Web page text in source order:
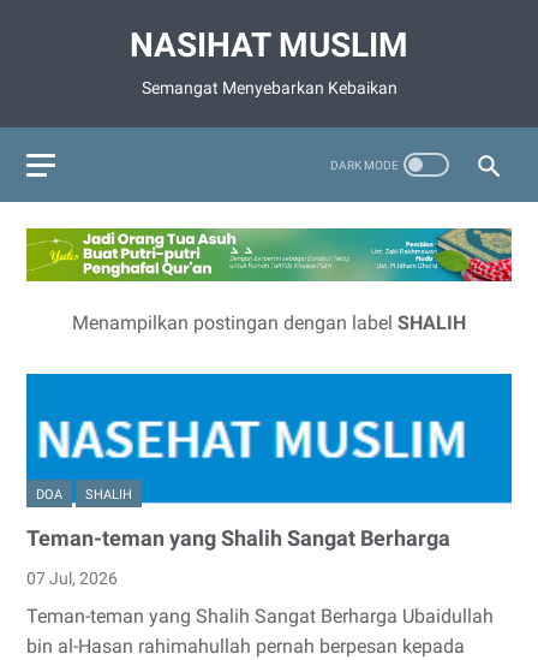
NASIHAT MUSLIM
Semangat Menyebarkan Kebaikan
Menampilkan postingan dengan label SHALIH
DOA SHALIH
Teman-teman yang Shalih Sangat Berharga
07 Jul, 2026
Teman-teman yang Shalih Sangat Berharga Ubaidullah
bin al-Hasan rahimahullah pernah berpesan kepada